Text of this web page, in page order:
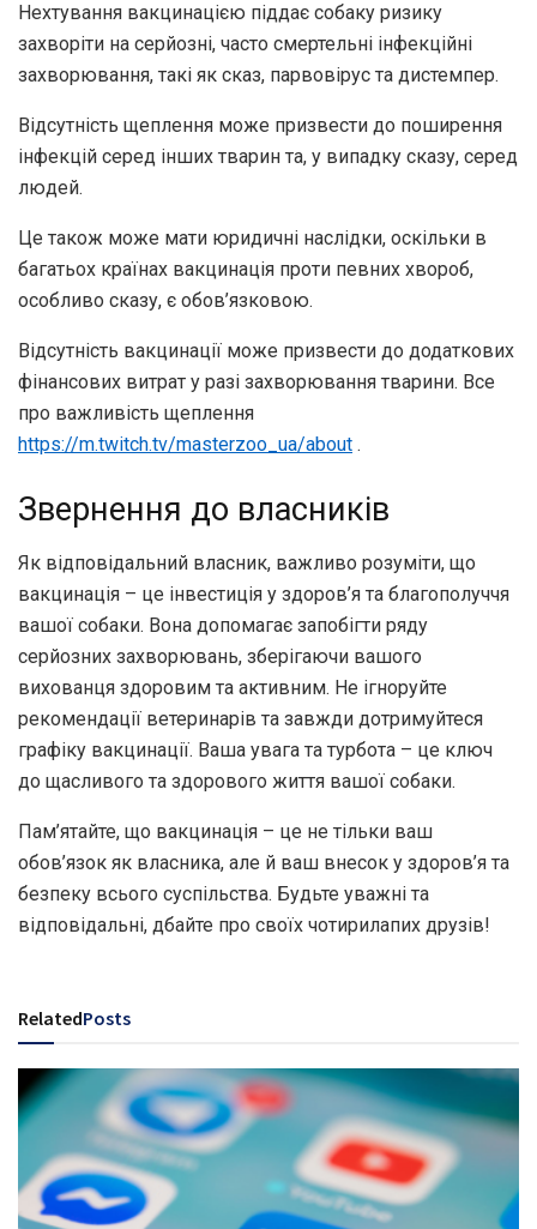
Нехтування вакцинацією піддає собаку ризику
захворіти на серйозні, часто смертельні інфекційні
захворювання, такі як сказ, парвовірус та дистемпер.
Відсутність щеплення може призвести до поширення
інфекцій серед інших тварин та, у випадку сказу, серед
людей.
Це також може мати юридичні наслідки, оскільки в
багатьох країнах вакцинація проти певних хвороб,
особливо сказу, є обов’язковою.
Відсутність вакцинації може призвести до додаткових
фінансових витрат у разі захворювання тварини. Все
про важливість щеплення
https://m.twitch.tv/masterzoo_ua/about .
Звернення до власників
Як відповідальний власник, важливо розуміти, що
вакцинація – це інвестиція у здоров’я та благополуччя
вашої собаки. Вона допомагає запобігти ряду
серйозних захворювань, зберігаючи вашого
вихованця здоровим та активним. Не ігноруйте
рекомендації ветеринарів та завжди дотримуйтеся
графіку вакцинації. Ваша увага та турбота – це ключ
до щасливого та здорового життя вашої собаки.
Пам’ятайте, що вакцинація – це не тільки ваш
обов’язок як власника, але й ваш внесок у здоров’я та
безпеку всього суспільства. Будьте уважні та
відповідальні, дбайте про своїх чотирилапих друзів!
RelatedPosts